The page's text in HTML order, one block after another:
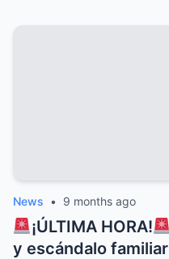
News • 9 months ago
¡ÚLTIMA HORA!
y escándalo